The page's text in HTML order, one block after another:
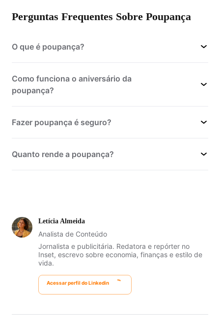
Perguntas Frequentes Sobre Poupança
O que é poupança?
Como funciona o aniversário da
poupança?
Fazer poupança é seguro?
Quanto rende a poupança?
Letícia Almeida
Analista de Conteúdo
Jornalista e publicitária. Redatora e repórter no
Inset, escrevo sobre economia, finanças e estilo de
vida.
Acessar perfil do Linkedin